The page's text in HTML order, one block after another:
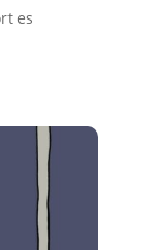
es